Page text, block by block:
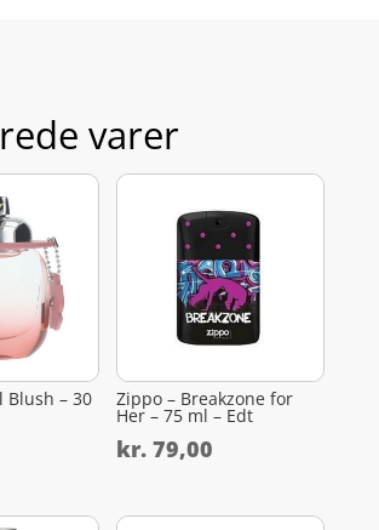
varer
Blush – 30 Zippo – Breakzone for
Her – 75 ml – Edt
kr. 79,00